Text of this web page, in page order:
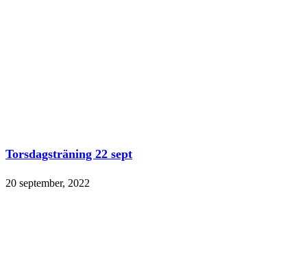
Torsdagsträning 22 sept
20 september, 2022